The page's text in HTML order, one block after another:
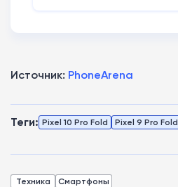
Источник: PhoneArena
Теги: Pixel 10 Pro Fold Pixel 9 Pro Fold
Техника Смартфоны